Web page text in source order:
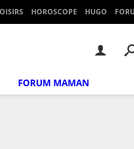
HOROSCOPE HUGO
FORUM MAMAN